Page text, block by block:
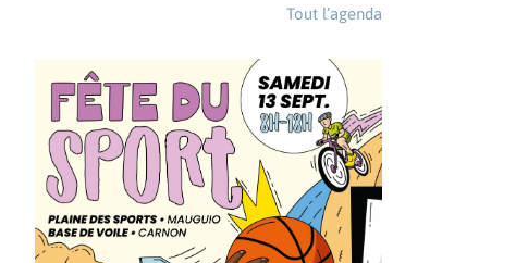
Tout l’agenda